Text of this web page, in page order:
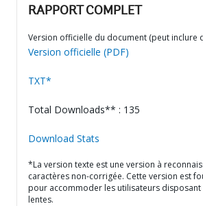
RAPPORT COMPLET
Version officielle du document (peut inclure
Version officielle (PDF)
TXT*
Total Downloads** : 135
Download Stats
*La version texte est une version à
caractères non-corrigée. Cette version est
pour accommoder les utilisateurs
lentes.